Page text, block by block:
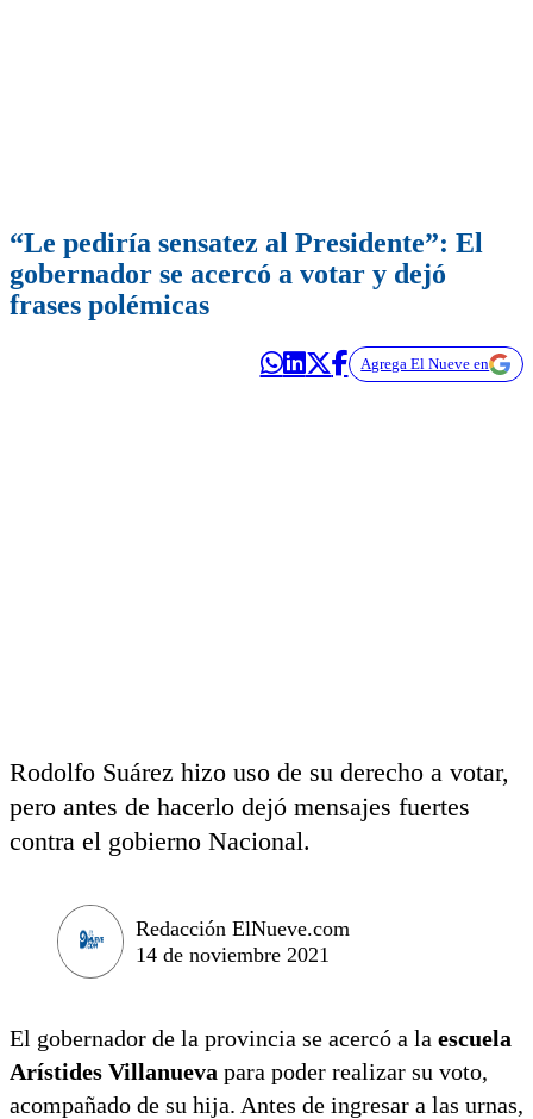
“Le pediría sensatez al Presidente”: El
gobernador se acercó a votar y dejó
frases polémicas
Agrega El Nueve en
Rodolfo Suárez hizo uso de su derecho a votar,
pero antes de hacerlo dejó mensajes fuertes
contra el gobierno Nacional.
Redacción ElNueve.com
14 de noviembre 2021
El gobernador de la provincia se acercó a la escuela
Arístides Villanueva para poder realizar su voto,
acompañado de su hija. Antes de ingresar a las urnas,